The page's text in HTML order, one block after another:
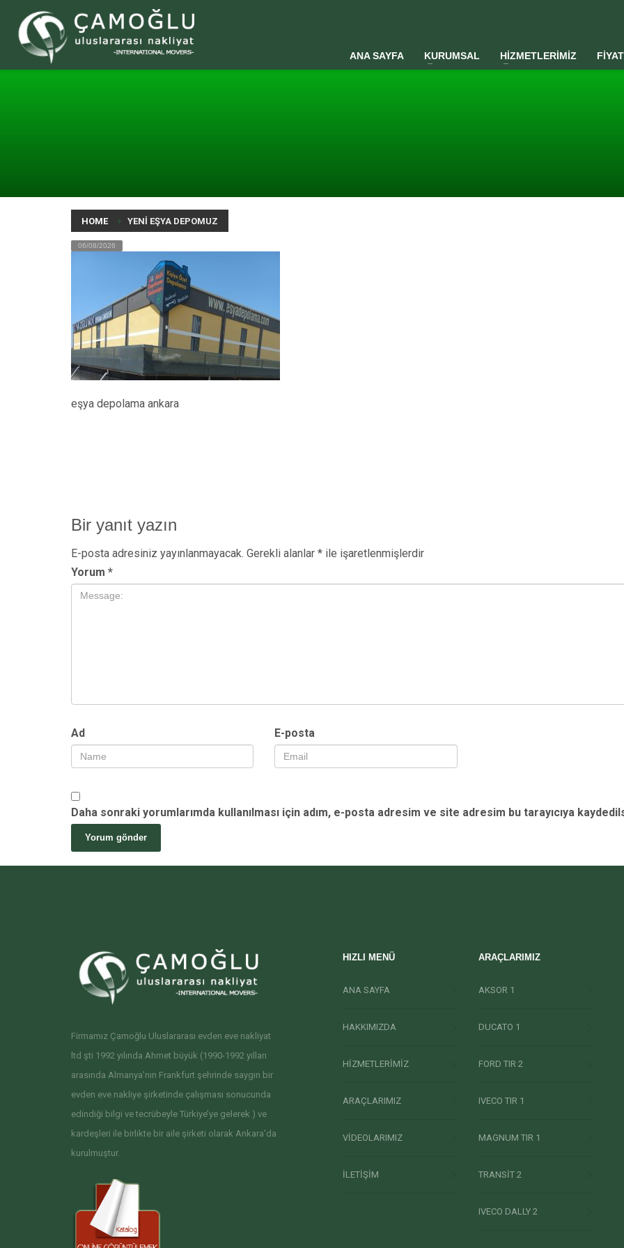
ANA SAYFA KURUMSAL HİZMETLERİMİZ
HOME YENI EŞYA DEPOMUZ
06/08/2026
eşya depolama ankara
Bir yanıt yazın
E-posta adresiniz yayınlanmayacak. Gerekli alanlar * ile işaretlenmişlerdir
Yorum *
Ad E-posta
Daha sonraki yorumlarımda kullanılması için adım, e-posta adresim ve site adresim bu tarayıcıya
Firmamız Çamoğlu Uluslararası evden eve nakliyat
ltd şti 1992 yılında Ahmet büyük (1990-1992 yılları
arasında Almanya’nın Frankfurt şehrinde saygın bir
evden eve nakliye şirketinde çalışması sonucunda
edindiği bilgi ve tecrübeyle Türkiye’ye gelerek ) ve
kardeşleri ile birlikte bir aile şirketi olarak Ankara’da
kurulmuştur.
HIZLI MENÜ
ANA SAYFA
HAKKIMIZDA
HİZMETLERİMİZ
ARAÇLARIMIZ
VİDEOLARIMIZ
İLETİŞİM
ARAÇLARIMIZ
AKSOR 1
DUCATO 1
FORD TIR 2
IVECO TIR 1
MAGNUM TIR 1
TRANSİT 2
IVECO DALLY 2